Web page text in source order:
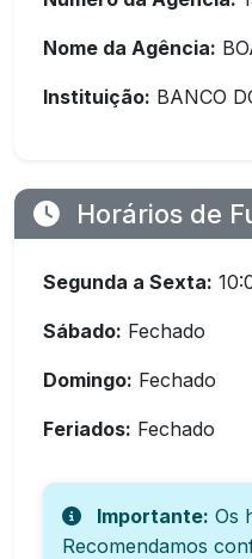
Nome da Agência:
Instituição: BANCO
Horários de
Segunda a Sexta:
Sábado: Fechado
Domingo: Fechado
Feriados: Fechado
Importante: Os
Recomendamos